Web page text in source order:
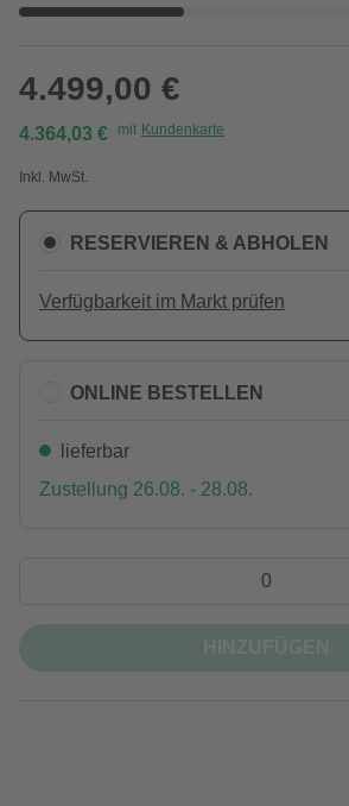
4.499,00 €
4.364,03 € mit Kundenkarte
Inkl. MwSt.
RESERVIEREN & ABHOLEN
Verfügbarkeit im Markt prüfen
ONLINE BESTELLEN
lieferbar
Zustellung 26.08. - 28.08.